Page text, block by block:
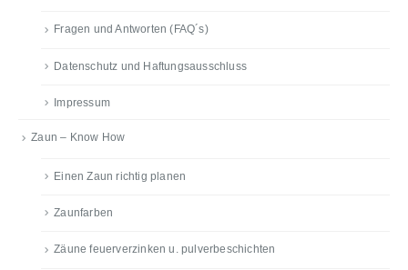
Fragen und Antworten (FAQ´s)
Datenschutz und Haftungsausschluss
Impressum
Zaun – Know How
Einen Zaun richtig planen
Zaunfarben
Zäune feuerverzinken u. pulverbeschichten